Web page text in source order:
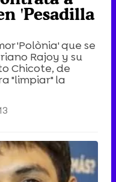
'Pesadilla
'Polònia' que se
Rajoy y su
Chicote, de
"limpiar" la